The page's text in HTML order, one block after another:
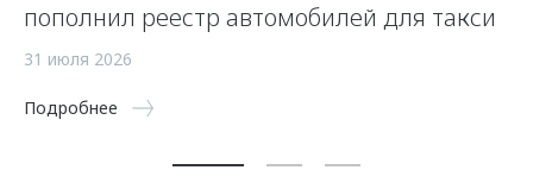
пополнил реестр автомобилей для такси
31 июля 2026
Подробнее